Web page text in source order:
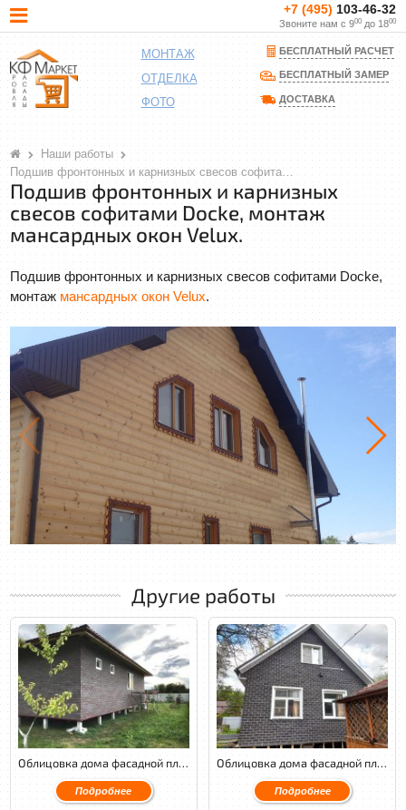
+7 (495) 103-46-32
Звоните нам с 900до 1800
МОНТАЖ
ОТДЕЛКА
ФОТО
БЕСПЛАТНЫЙ РАСЧЕТ
БЕСПЛАТНЫЙ ЗАМЕР
ДОСТАВКА
Наши работы
Подшив фронтонных и карнизных свесов софитами Docke, монтаж мансардных окон Velux.
Подшив фронтонных и карнизных
свесов софитами Docke, монтаж
мансардных окон Velux.
Подшив фронтонных и карнизных свесов софитами Docke,
монтаж мансардных окон Velux.
Другие работы
Облицовка дома фасадной плиткой Хауберг с изготовлением откосов
Подробнее
Облицовка дома фасадной плиткой Хауберг с монтажом плит ОСП с утеплением
Подробнее